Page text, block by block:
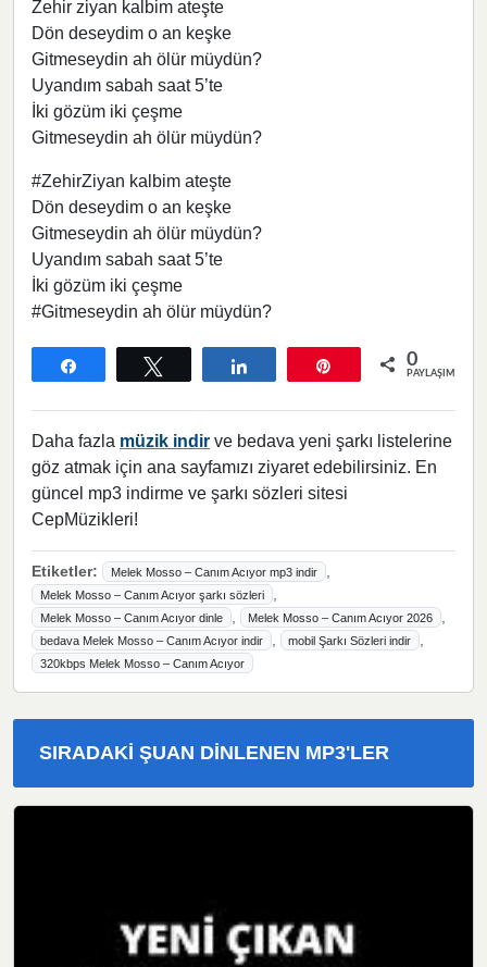
Zehir ziyan kalbim ateşte
Dön deseydim o an keşke
Gitmeseydin ah ölür müydün?
Uyandım sabah saat 5’te
İki gözüm iki çeşme
Gitmeseydin ah ölür müydün?
#ZehirZiyan kalbim ateşte
Dön deseydim o an keşke
Gitmeseydin ah ölür müydün?
Uyandım sabah saat 5’te
İki gözüm iki çeşme
#Gitmeseydin ah ölür müydün?
0
PAYLAŞIMLAR
Daha fazla müzik indir ve bedava yeni şarkı listelerine
göz atmak için ana sayfamızı ziyaret edebilirsiniz. En
güncel mp3 indirme ve şarkı sözleri sitesi
CepMüzikleri!
Etiketler: Melek Mosso – Canım Acıyor mp3 indir
Melek Mosso – Canım Acıyor şarkı sözleri
Melek Mosso – Canım Acıyor dinle Melek Mosso – Canım Acıyor 2026
bedava Melek Mosso – Canım Acıyor indir mobil Şarkı Sözleri indir
320kbps Melek Mosso – Canım Acıyor
SIRADAKI ŞUAN DINLENEN MP3'LER